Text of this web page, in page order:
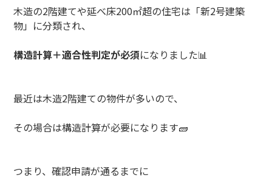
木造の2階建てや延べ床200㎡超の住宅は「新2号建築
物」に分類され、
構造計算＋適合性判定が必須になりました📊
最近は木造2階建ての物件が多いので、
その場合は構造計算が必要になります🧱
つまり、確認申請が通るまでに